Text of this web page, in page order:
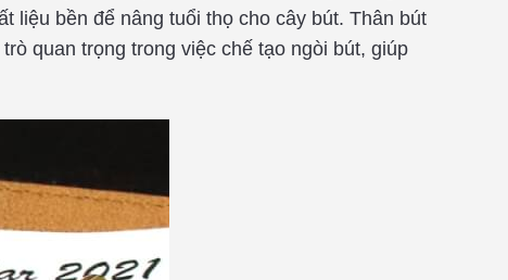
liệu bền để nâng tuổi thọ cho cây bút. Thân bút
quan trọng trong việc chế tạo ngòi bút, giúp